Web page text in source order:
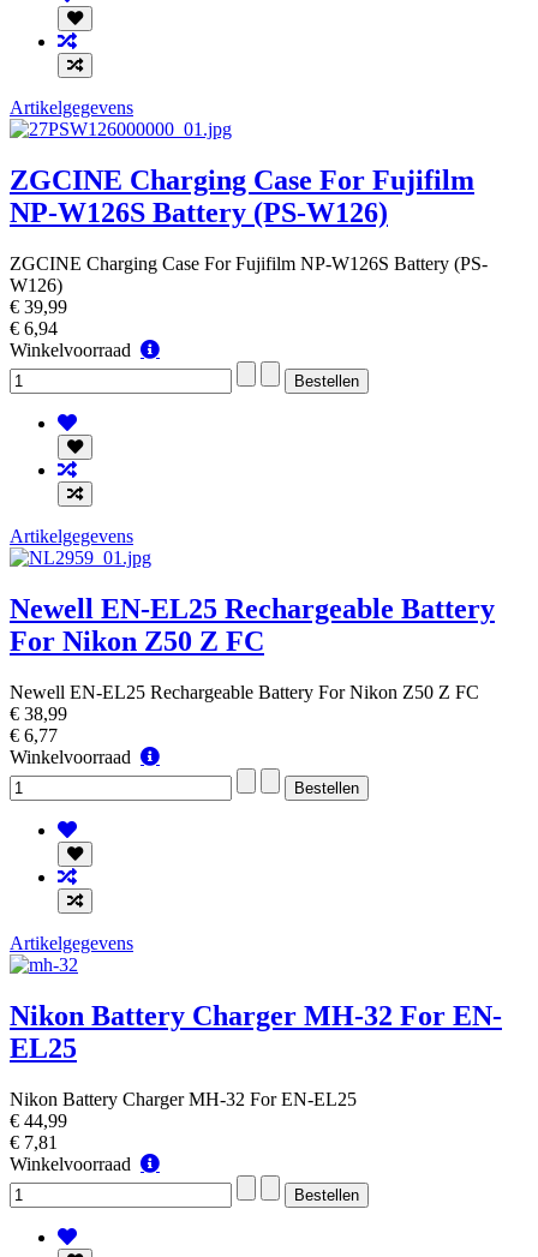
Artikelgegevens
ZGCINE Charging Case For Fujifilm
NP-W126S Battery (PS-W126)
ZGCINE Charging Case For Fujifilm NP-W126S Battery (PS-
W126)
€ 39,99
€ 6,94
Winkelvoorraad
Winkelvoorraad
Artikelgegevens
Newell EN-EL25 Rechargeable Battery
For Nikon Z50 Z FC
Newell EN-EL25 Rechargeable Battery For Nikon Z50 Z FC
€ 38,99
€ 6,77
Winkelvoorraad
Winkelvoorraad
Artikelgegevens
Nikon Battery Charger MH-32 For EN-
EL25
Nikon Battery Charger MH-32 For EN-EL25
€ 44,99
€ 7,81
Winkelvoorraad
Winkelvoorraad